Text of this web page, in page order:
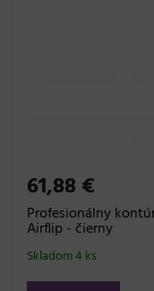
61,88 €
Profesionálny
Airflip - čierny
Skladom 4 ks